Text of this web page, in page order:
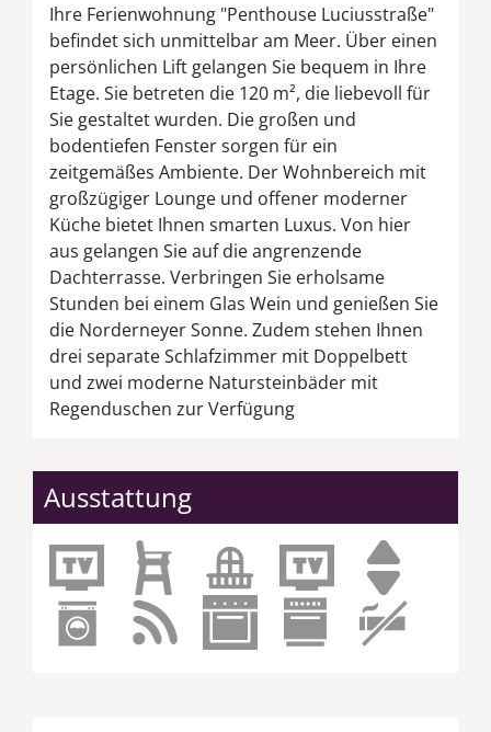
Ihre Ferienwohnung "Penthouse Luciusstraße"
befindet sich unmittelbar am Meer. Über einen
persönlichen Lift gelangen Sie bequem in Ihre
Etage. Sie betreten die 120 m², die liebevoll für
Sie gestaltet wurden. Die großen und
bodentiefen Fenster sorgen für ein
zeitgemäßes Ambiente. Der Wohnbereich mit
großzügiger Lounge und offener moderner
Küche bietet Ihnen smarten Luxus. Von hier
aus gelangen Sie auf die angrenzende
Dachterrasse. Verbringen Sie erholsame
Stunden bei einem Glas Wein und genießen Sie
die Norderneyer Sonne. Zudem stehen Ihnen
drei separate Schlafzimmer mit Doppelbett
und zwei moderne Natursteinbäder mit
Regenduschen zur Verfügung
Ausstattung